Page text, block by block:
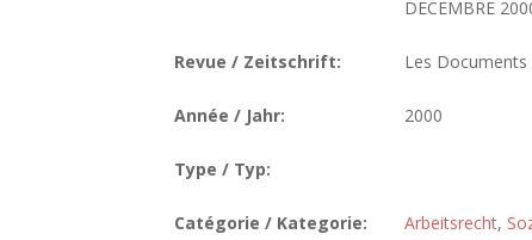
DECEMBRE
Revue / Zeitschrift: Les Documents
Année / Jahr: 2000
Type / Typ:
Catégorie / Kategorie: Arbeitsrecht,